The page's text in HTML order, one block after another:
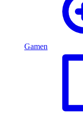
Gamen